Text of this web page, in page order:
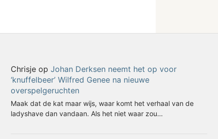
Chrisje opJohan Derksen neemt het op voor
‘knuffelbeer’ Wilfred Genee na nieuwe
overspelgeruchten
Maak dat de kat maar wijs, waar komt het verhaal van de
ladyshave dan vandaan. Als het niet waar zou…